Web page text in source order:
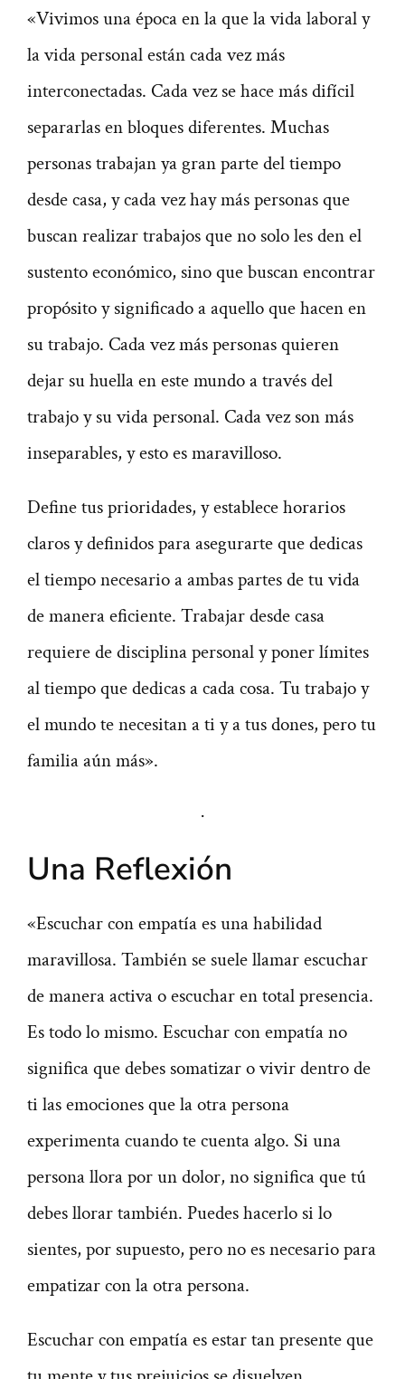
«Vivimos una época en la que la vida laboral y
la vida personal están cada vez más
interconectadas. Cada vez se hace más difícil
separarlas en bloques diferentes. Muchas
personas trabajan ya gran parte del tiempo
desde casa, y cada vez hay más personas que
buscan realizar trabajos que no solo les den el
sustento económico, sino que buscan encontrar
propósito y significado a aquello que hacen en
su trabajo. Cada vez más personas quieren
dejar su huella en este mundo a través del
trabajo y su vida personal. Cada vez son más
inseparables, y esto es maravilloso.
Define tus prioridades, y establece horarios
claros y definidos para asegurarte que dedicas
el tiempo necesario a ambas partes de tu vida
de manera eficiente. Trabajar desde casa
requiere de disciplina personal y poner límites
al tiempo que dedicas a cada cosa. Tu trabajo y
el mundo te necesitan a ti y a tus dones, pero tu
familia aún más».
·
Una Reflexión
«Escuchar con empatía es una habilidad
maravillosa. También se suele llamar escuchar
de manera activa o escuchar en total presencia.
Es todo lo mismo. Escuchar con empatía no
significa que debes somatizar o vivir dentro de
ti las emociones que la otra persona
experimenta cuando te cuenta algo. Si una
persona llora por un dolor, no significa que tú
debes llorar también. Puedes hacerlo si lo
sientes, por supuesto, pero no es necesario para
empatizar con la otra persona.
Escuchar con empatía es estar tan presente que